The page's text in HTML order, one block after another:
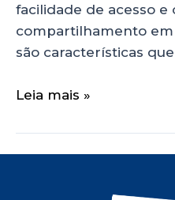
facilidade de acesso e
compartilhamento
são características
Leia mais »